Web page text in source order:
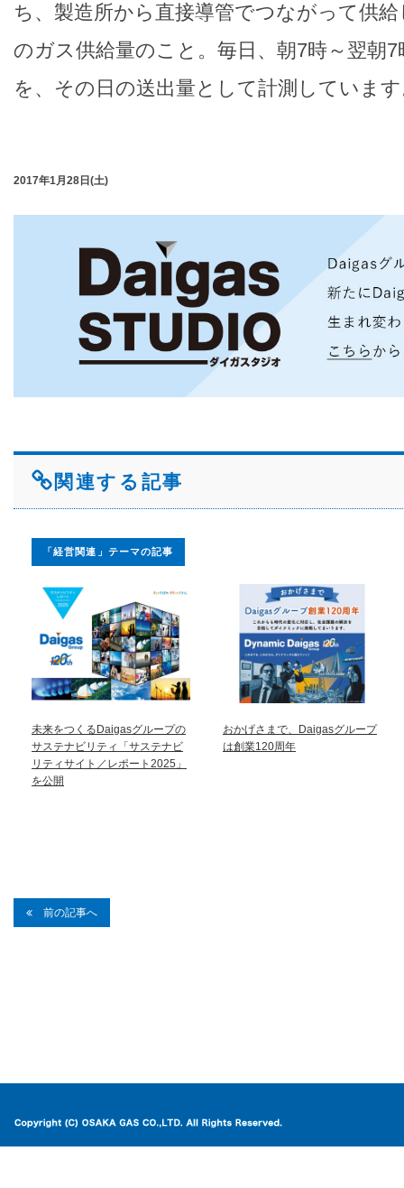
ち、製造所から直接導管でつながって供
のガス供給量のこと。毎日、朝7時～翌朝
を、その日の送出量として計測していま
2017年1月28日(土)
関連する記事
「経営関連」テーマの記事
未来をつくるDaigasグループの
サステナビリティ「サステナビ
リティサイト／レポート2025」
を公開
おかげさまで、Daigasグループ
は創業120周年
前の記事へ